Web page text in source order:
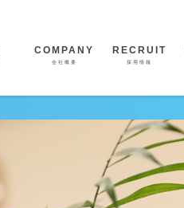
COMPANY
会社概要
RECRUIT
採用情報